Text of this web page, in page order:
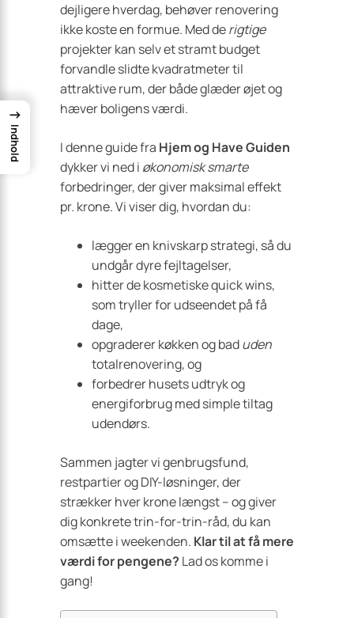
dejligere hverdag, behøver renovering
ikke koste en formue. Med derigtige
projekter kan selv et stramt budget
forvandle slidte kvadratmeter til
attraktive rum, der både glæder øjet og
hæver boligens værdi.
I denne guide fra Hjem og Have Guiden
dykker vi ned iøkonomisk smarte
forbedringer, der giver maksimal effekt
pr. krone. Vi viser dig, hvordan du:
lægger en knivskarp strategi, så du
undgår dyre fejltagelser,
hitter de kosmetiske quick wins,
som tryller for udseendet på få
dage,
opgraderer køkken og baduden
totalrenovering, og
forbedrer husets udtryk og
energiforbrug med simple tiltag
udendørs.
Sammen jagter vi genbrugsfund,
restpartier og DIY-løsninger, der
strækker hver krone længst – og giver
dig konkrete trin-for-trin-råd, du kan
omsætte i weekenden. Klar til at få mere
værdi for pengene? Lad os komme i
gang!
→
Indhold